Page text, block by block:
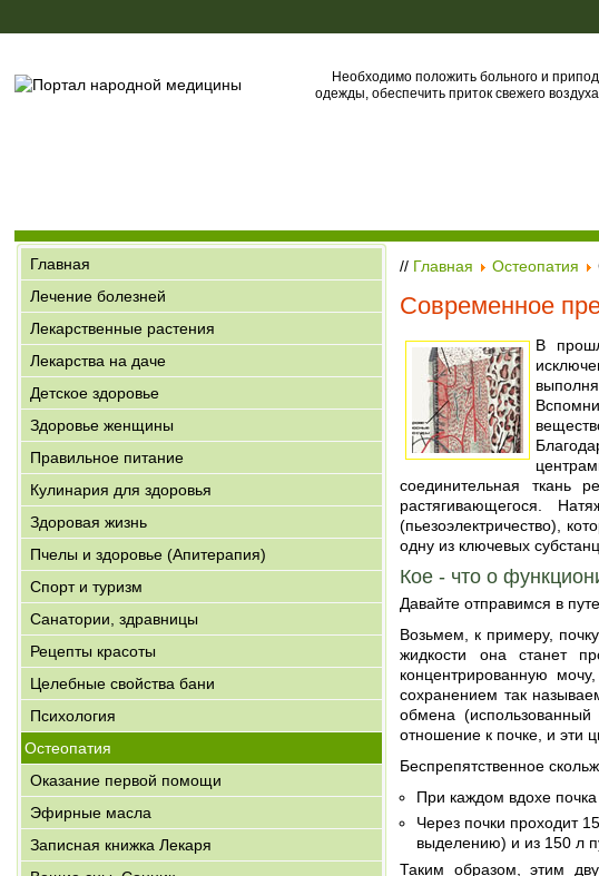
Необходимо положить больного и
одежды, обеспечить приток свежего
Главная
Лечение болезней
Лекарственные растения
Лекарства на даче
Детское здоровье
Здоровье женщины
Правильное питание
Кулинария для здоровья
Здоровая жизнь
Пчелы и здоровье (Апитерапия)
Спорт и туризм
Санатории, здравницы
Рецепты красоты
Целебные свойства бани
Психология
Остеопатия
Оказание первой помощи
Эфирные масла
Записная книжка Лекаря
// Главная Остеопатия
Современное
В
соединительная ткань
растягивающегося.
(пьезоэлектричество),
одну из ключевых
Кое - что о
Давайте отправимся в
Возьмем, к примеру,
жидкости она станет
концентрированную
сохранением так
обмена
отношение к почке, и эти
Беспрепятственное
При каждом вдохе почка
Через почки проходит
выделению) и из 150 л
Таким образом, этим